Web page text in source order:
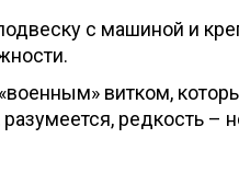
с машиной и
витком,
редкость –